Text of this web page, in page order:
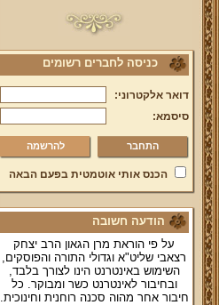
כניסה לחברים רשומים
דואר אלקטרוני:
סיסמא:
להרשמה
הכנס אותי אוטמטית בפעם הבאה
הודעה חשובה
על פי הוראת מרן הגאון הרב יצחק
רצאבי שליט"א וגדולי התורה והפוסקים,
השימוש באינטרנט הינו לצורך בלבד,
ובחיבור לאינטרנט כשר ומבוקר. כל
חיבור אחר מהוה סכנה רוחנית וחינוכית.